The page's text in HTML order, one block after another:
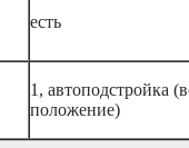
есть
1, автоподстройка
положение)